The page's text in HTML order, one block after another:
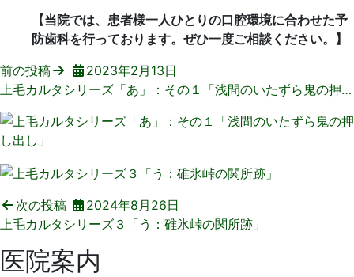
【当院では、患者様一人ひとりの口腔環境に合わせた予
防歯科を行っております。ぜひ一度ご相談ください。】
前の投稿
2023年2月13日
上毛カルタシリーズ「あ」：その１「浅間のいたずら鬼の押し出し」
次の投稿
2024年8月26日
上毛カルタシリーズ３「う：碓氷峠の関所跡」
医院案内